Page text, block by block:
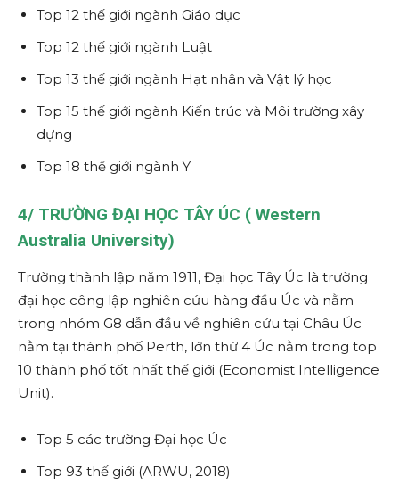
Top 12 thế giới ngành Giáo dục
Top 12 thế giới ngành Luật
Top 13 thế giới ngành Hạt nhân và Vật lý học
Top 15 thế giới ngành Kiến trúc và Môi trường xây
dựng
Top 18 thế giới ngành Y
4/ TRƯỜNG ĐẠI HỌC TÂY ÚC ( Western
Australia University)
Trường thành lập năm 1911, Đại học Tây Úc là trường
đại học công lập nghiên cứu hàng đầu Úc và nằm
trong nhóm G8 dẫn đầu về nghiên cứu tại Châu Úc
nằm tại thành phố Perth, lớn thứ 4 Úc nằm trong top
10 thành phố tốt nhất thế giới (Economist Intelligence
Unit).
Top 5 các trường Đại học Úc
Top 93 thế giới (ARWU, 2018)